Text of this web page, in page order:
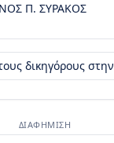
Π. ΣΥΡΑΚΟΣ
δικηγόρους στην
ΔΙΑΦΉΜΙΣΗ